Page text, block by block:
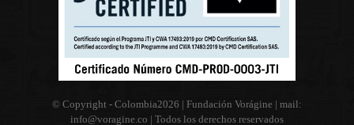
© Copyright - Colombia2026 | Fundación Vorágine | mail:
info@voragine.co | Todos los derechos reservados